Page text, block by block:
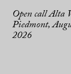
Open call Alta
Piedmont,
2026